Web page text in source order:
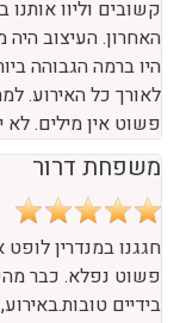
חוות דעת
לין
וואו, חגגנו בת
האחרון. העיצוב
היו ברמה הגבוהה
לאורך כל האירוע.
פשוט אין מילים. לא